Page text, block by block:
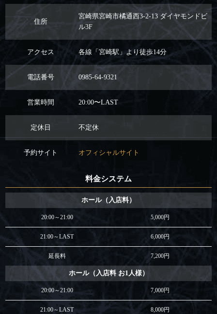
住所
宮崎県宮崎市橘通西3-2-13 ダイヤモンドビ
ル3F
アクセス 各線「宮崎駅」より徒歩14分
電話番号 0985-64-9321
営業時間 20:00〜LAST
定休日 不定休
予約サイト オフィシャルサイト
料金システム
ホール（入店料）
20:00～21:00 5,000円
21:00～LAST 6,000円
延長料 7,200円
ホール（入店料 お1人様）
20:00～21:00 7,000円
21:00～LAST 8,000円